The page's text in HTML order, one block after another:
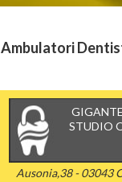
Ambulatori
STUDIO
Ausonia,38 - 03043